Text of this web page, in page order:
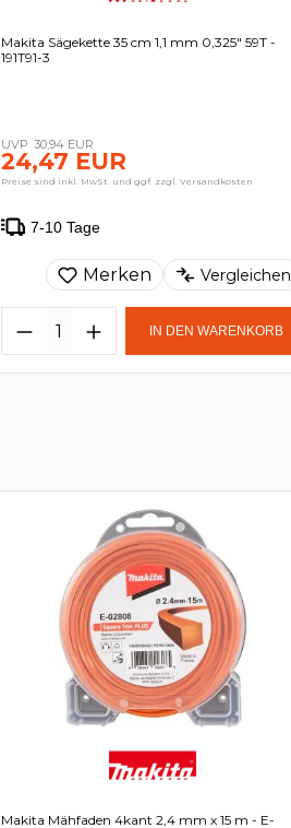
Makita Sägekette 35 cm 1,1 mm 0,325" 59T -
191T91-3
30,94 EUR
24,47 EUR
Preise sind inkl. MwSt. und ggf. zzgl. Versandkosten
7-10 Tage
Merken Vergleichen
IN DEN WARENKORB
Makita Mähfaden 4kant 2,4 mm x 15 m - E-